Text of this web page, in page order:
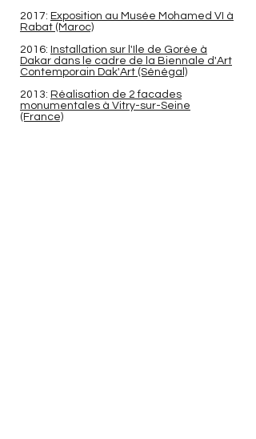
2017: Exposition au Musée Mohamed VI à
Rabat (Maroc)
2016: Installation sur l'Ile de Gorée à
Dakar dans le cadre de la Biennale d'Art
Contemporain Dak'Art (Sénégal)
2013: Réalisation de 2 facades
monumentales à Vitry-sur-Seine
(France)